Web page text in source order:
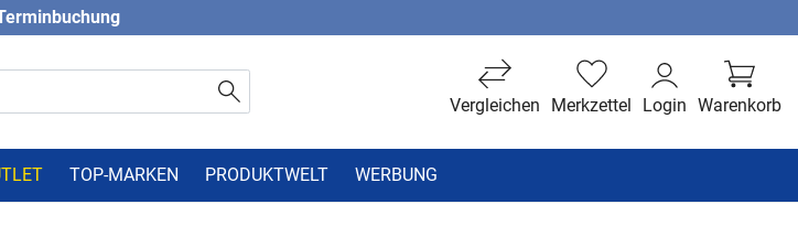
Warenkorb
Login
Merkzettel
Vergleichen
TOP-MARKEN PRODUKTWELT WERBUNG